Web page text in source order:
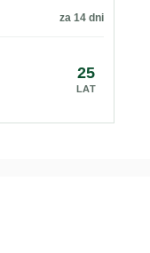
za 14 dni
25
LAT